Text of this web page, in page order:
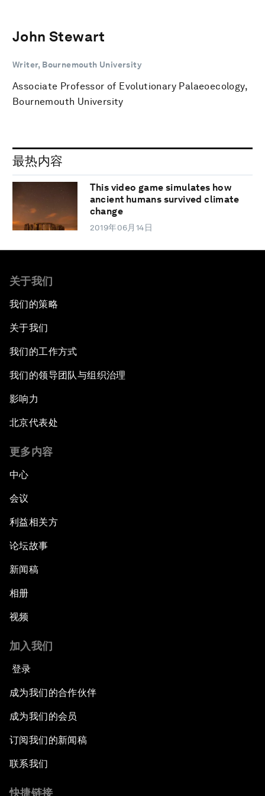
John Stewart
Writer, Bournemouth University
Associate Professor of Evolutionary Palaeoecology,
Bournemouth University
最热内容
This video game simulates how
ancient humans survived climate
change
2019年06月14日
关于我们
我们的策略
关于我们
我们的工作方式
我们的领导团队与组织治理
影响力
北京代表处
更多内容
中心
会议
利益相关方
论坛故事
新闻稿
相册
视频
加入我们
登录
成为我们的合作伙伴
成为我们的会员
订阅我们的新闻稿
联系我们
快捷链接